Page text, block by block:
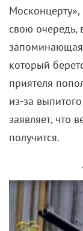
свою очередь,
который
приятеля
из-за
заявляет, что
получится.